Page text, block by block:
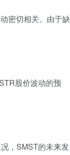
密切相关。由于缺
股价波动的预
，SMST的未来发